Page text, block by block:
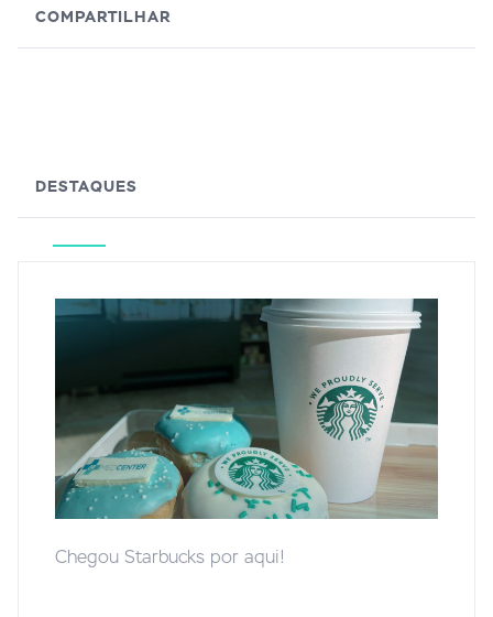
COMPARTILHAR
DESTAQUES
Chegou Starbucks por aqui!